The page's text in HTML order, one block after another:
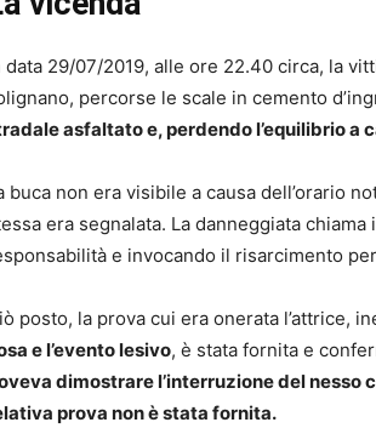
data 29/07/2019, alle ore 22.40 circa, la
percorse le scale in cemento
asfaltato e, perdendo l’equilibrio a
buca non era visibile a causa dell’orario
era segnalata. La danneggiata
e invocando il risarcimento
posto, la prova cui era onerata l’attrice,
e l’evento lesivo, è stata fornita e
dimostrare l’interruzione del nesso
prova non è stata fornita.